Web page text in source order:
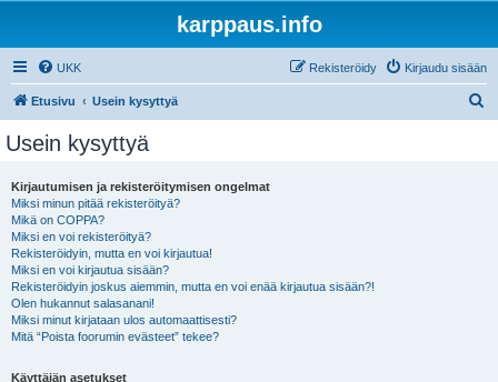
karppaus.info
UKK Kirjaudu sisään
Rekisteröidy
Etusivu Usein kysyttyä
Usein kysyttyä
Kirjautumisen ja rekisteröitymisen ongelmat
Miksi minun pitää rekisteröityä?
Mikä on COPPA?
Miksi en voi rekisteröityä?
Rekisteröidyin, mutta en voi kirjautua!
Miksi en voi kirjautua sisään?
Rekisteröidyin joskus aiemmin, mutta en voi enää kirjautua sisään?!
Olen hukannut salasanani!
Miksi minut kirjataan ulos automaattisesti?
Mitä “Poista foorumin evästeet” tekee?
Käyttäjän asetukset